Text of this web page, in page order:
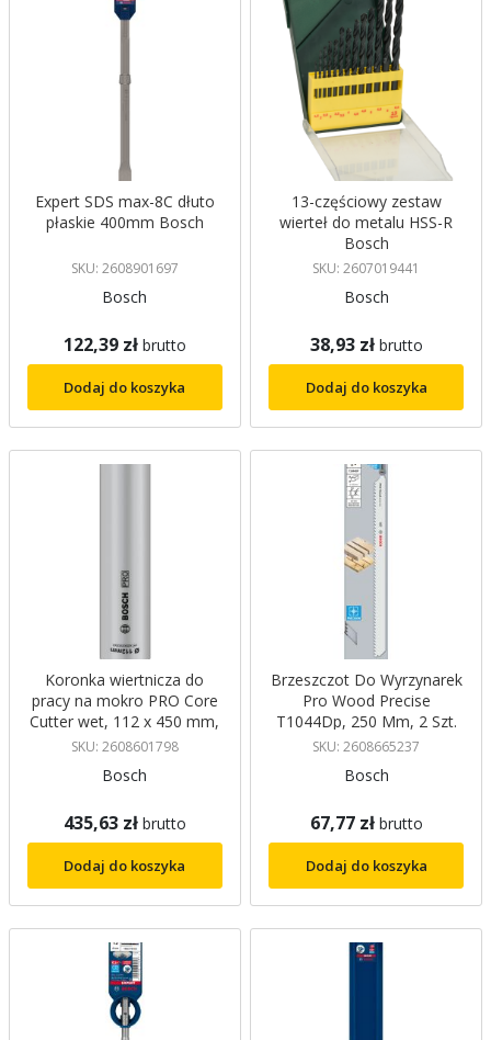
Expert SDS max-8C dłuto
płaskie 400mm Bosch
SKU: 2608901697
Bosch
122,39 zł brutto
Dodaj do koszyka
13-częściowy zestaw
wierteł do metalu HSS-R
Bosch
SKU: 2607019441
Bosch
38,93 zł brutto
Dodaj do koszyka
Koronka wiertnicza do
pracy na mokro PRO Core
Cutter wet, 112 x 450 mm,
1 1/4" UNC Bosch
SKU: 2608601798
Bosch
435,63 zł brutto
Dodaj do koszyka
Brzeszczot Do Wyrzynarek
Pro Wood Precise
T1044Dp, 250 Mm, 2 Szt.
Bosch
SKU: 2608665237
Bosch
67,77 zł brutto
Dodaj do koszyka